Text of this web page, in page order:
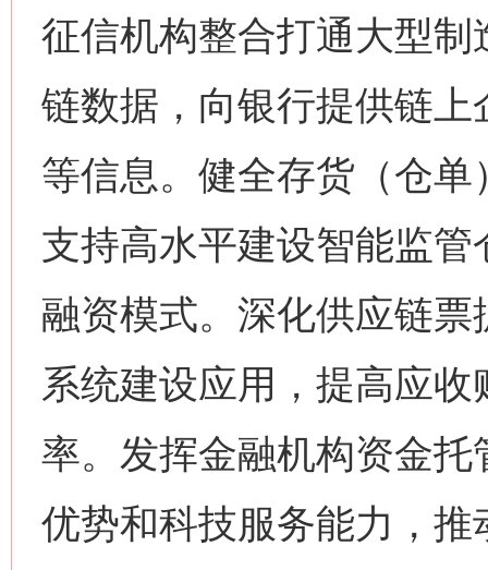
征信机构整合打通大型
链数据，向银行提供链
等信息。健全存货（仓
支持高水平建设智能监
融资模式。深化供应链
系统建设应用，提高应
率。发挥金融机构资金
优势和科技服务能力，